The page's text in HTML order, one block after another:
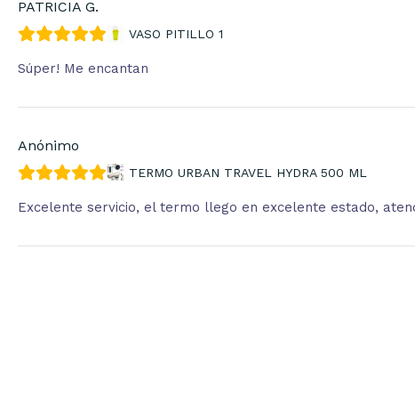
PATRICIA G.
VASO PITILLO 1
Súper! Me encantan
Anónimo
TERMO URBAN TRAVEL HYDRA 500 ML
Excelente servicio, el termo llego en excelente estado,